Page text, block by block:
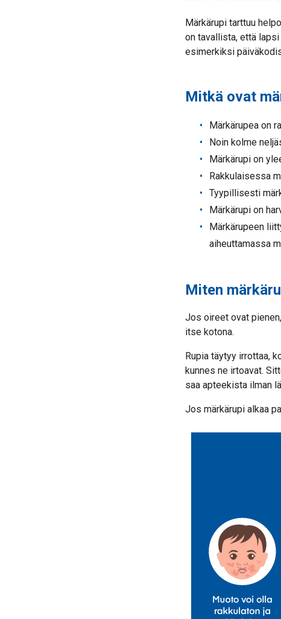
Märkärupi tarttuu
on tavallista, että
esimerkiksi
Mitkä ovat
Märkärupea on
Noin kolme
Märkärupi on
Rakkulaisessa
Tyypillisesti
Märkärupi on
Märkärupeen
aiheuttamassa
Miten
Jos oireet ovat
itse kotona.
Rupia täytyy irrottaa,
kunnes ne irtoavat.
saa apteekista ilman
Jos märkärupi alkaa